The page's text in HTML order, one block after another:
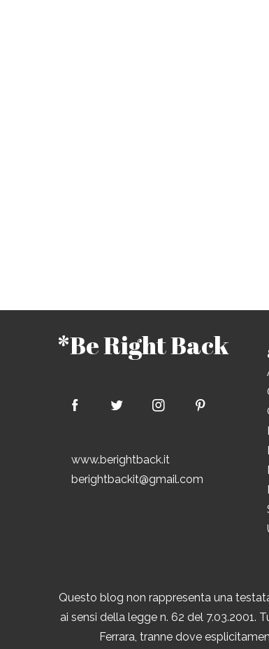
*Be Right Back
www.berightback.it
berightbackit@gmail.com
Questo blog non rappresenta una
ai sensi della legge n. 62 del 7.03.2001.
Ferrara, tranne dove